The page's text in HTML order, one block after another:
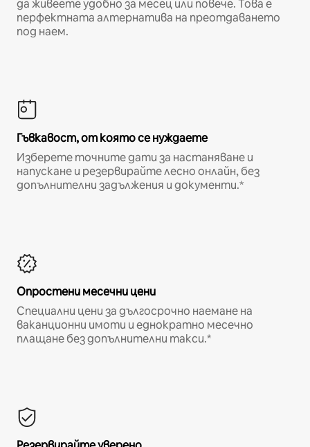
да живеете удобно за месец или повече. Това е
перфектната алтернатива на преотдаването
под наем.
Гъвкавост, от която се нуждаете
Изберете точните дати за настаняване и
напускане и резервирайте лесно онлайн, без
допълнителни задължения и документи.*
Опростени месечни цени
Специални цени за дългосрочно наемане на
ваканционни имоти и еднократно месечно
плащане без допълнителни такси.*